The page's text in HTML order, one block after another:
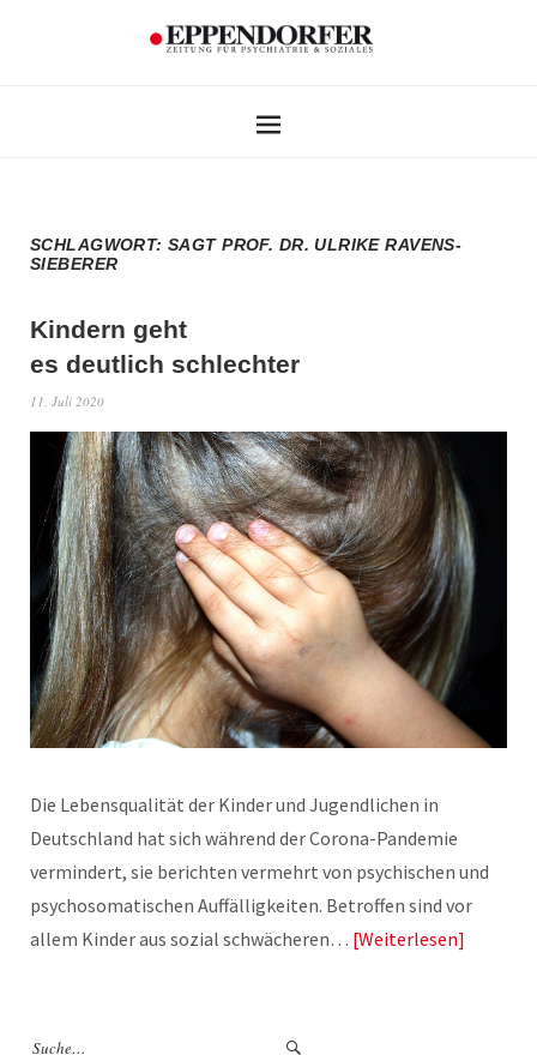
SCHLAGWORT:SAGT PROF. DR. ULRIKE RAVENS-
SIEBERER
Kindern geht
es deutlich schlechter
11. Juli 2020
Die Lebensqualität der Kinder und Jugendlichen in
Deutschland hat sich während der Corona-Pandemie
vermindert, sie berichten vermehrt von psychischen und
psychosomatischen Auffälligkeiten. Betroffen sind vor
allem Kinder aus sozial schwächeren… Weiterlesen